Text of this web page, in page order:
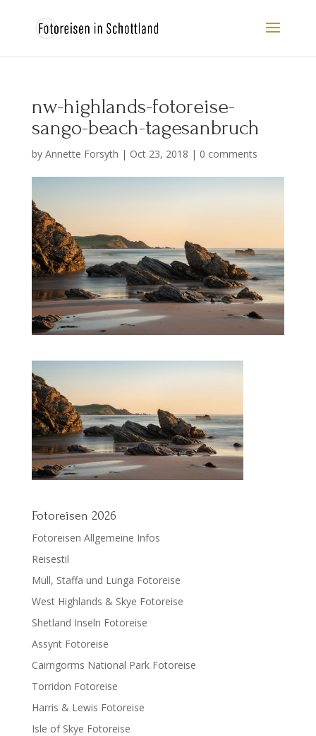
nw-highlands-fotoreise-
sango-beach-tagesanbruch
by Annette Forsyth | Oct 23, 2018 | 0 comments
Fotoreisen 2026
Fotoreisen Allgemeine Infos
Reisestil
Mull, Staffa und Lunga Fotoreise
West Highlands & Skye Fotoreise
Shetland Inseln Fotoreise
Assynt Fotoreise
Cairngorms National Park Fotoreise
Torridon Fotoreise
Harris & Lewis Fotoreise
Isle of Skye Fotoreise